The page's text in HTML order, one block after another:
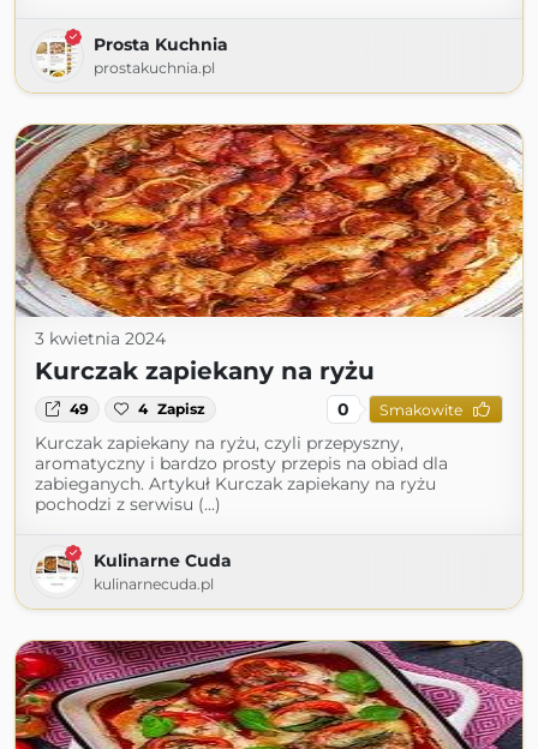
Prosta Kuchnia
prostakuchnia.pl
3 kwietnia 2024
Kurczak zapiekany na ryżu
49 4 Zapisz 0 Smakowite
Kurczak zapiekany na ryżu, czyli przepyszny,
aromatyczny i bardzo prosty przepis na obiad dla
zabieganych. Artykuł Kurczak zapiekany na ryżu
pochodzi z serwisu (...)
Kulinarne Cuda
kulinarnecuda.pl